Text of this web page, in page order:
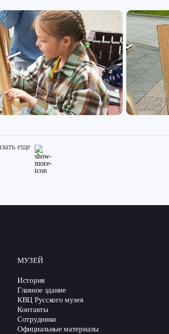
еще
МУЗЕЙ
История
Главное здание
КВЦ Русского музея
Контакты
Сотрудники
Официальные материалы